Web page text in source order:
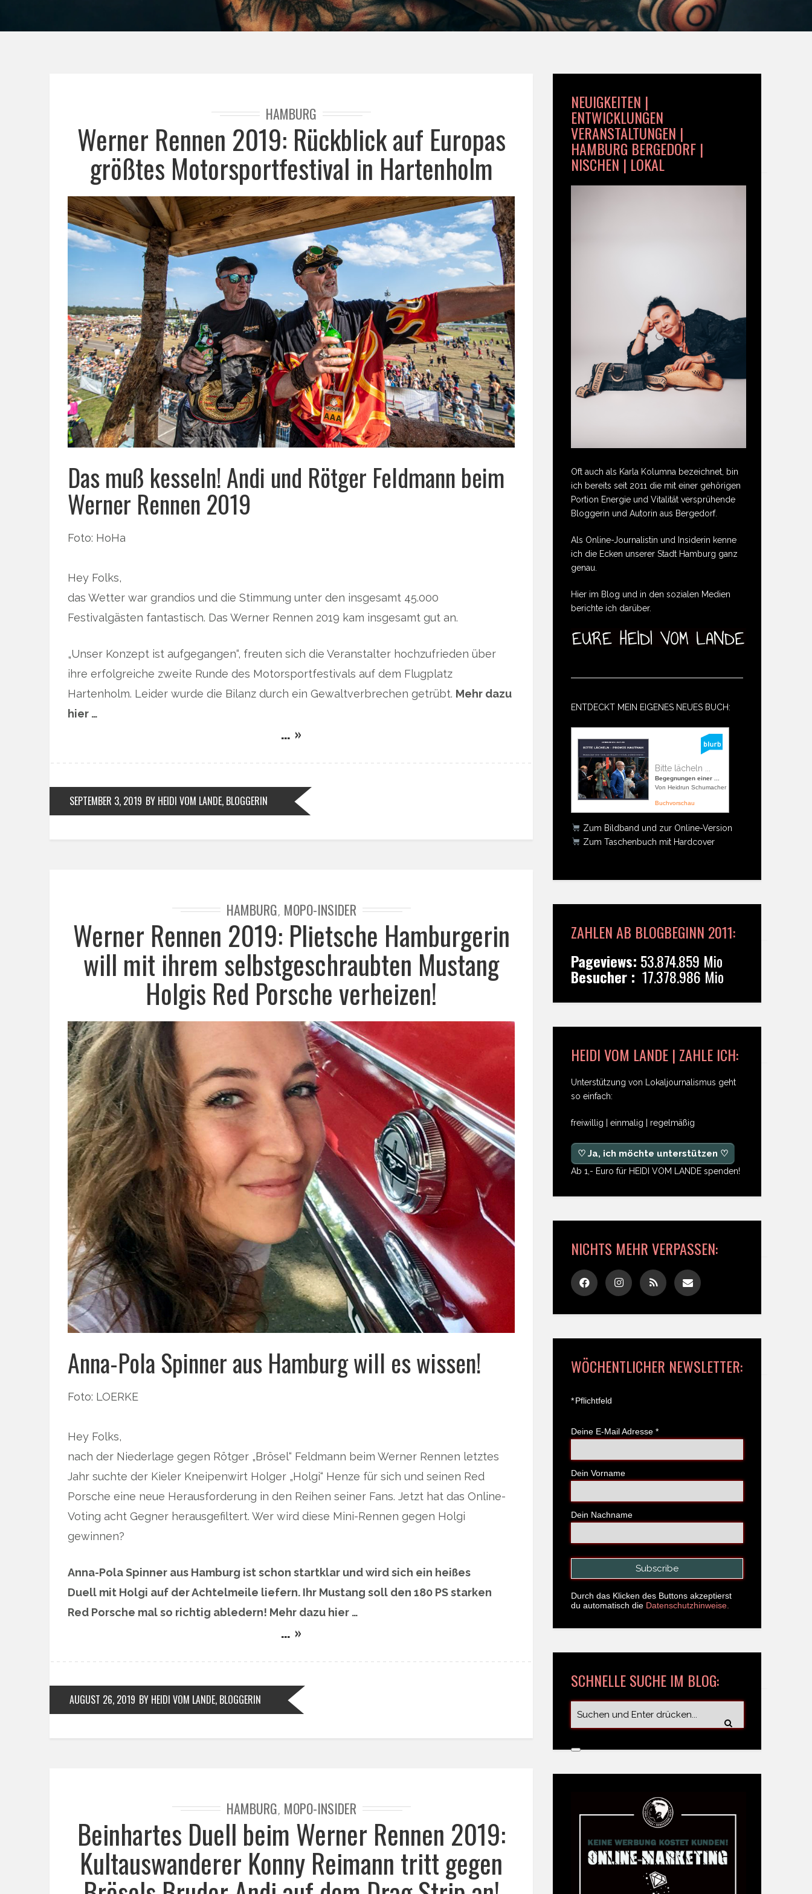
HAMBURG
Werner Rennen 2019: Rückblick auf Europas
größtes Motorsportfestival in Hartenholm
Das muß kesseln! Andi und Rötger Feldmann beim
Werner Rennen 2019
Foto: HoHa
Hey Folks,
das Wetter war grandios und die Stimmung unter den insgesamt 45.000
Festivalgästen fantastisch. Das Werner Rennen 2019 kam insgesamt gut an.
„Unser Konzept ist aufgegangen“, freuten sich die Veranstalter hochzufrieden über
ihre erfolgreiche zweite Runde des Motorsportfestivals auf dem Flugplatz
Hartenholm. Leider wurde die Bilanz durch ein Gewaltverbrechen getrübt. Mehr dazu
hier …
… »
SEPTEMBER 3, 2019 BY HEIDI VOM LANDE, BLOGGERIN
HAMBURG, MOPO-INSIDER
Werner Rennen 2019: Plietsche Hamburgerin
will mit ihrem selbstgeschraubten Mustang
Holgis Red Porsche verheizen!
Anna-Pola Spinner aus Hamburg will es wissen!
Foto: LOERKE
Hey Folks,
nach der Niederlage gegen Rötger „Brösel“ Feldmann beim Werner Rennen letztes
Jahr suchte der Kieler Kneipenwirt Holger „Holgi“ Henze für sich und seinen Red
Porsche eine neue Herausforderung in den Reihen seiner Fans. Jetzt hat das Online-
Voting acht Gegner herausgefiltert. Wer wird diese Mini-Rennen gegen Holgi
gewinnen?
Anna-Pola Spinner aus Hamburg ist schon startklar und wird sich ein heißes
Duell mit Holgi auf der Achtelmeile liefern. Ihr Mustang soll den 180 PS starken
Red Porsche mal so richtig abledern! Mehr dazu hier …
… »
AUGUST 26, 2019 BY HEIDI VOM LANDE, BLOGGERIN
HAMBURG, MOPO-INSIDER
Beinhartes Duell beim Werner Rennen 2019:
Kultauswanderer Konny Reimann tritt gegen
NEUIGKEITEN |
ENTWICKLUNGEN
VERANSTALTUNGEN |
HAMBURG BERGEDORF |
NISCHEN | LOKAL
Oft auch als Karla Kolumna bezeichnet, bin
ich bereits seit 2011 die mit einer gehörigen
Portion Energie und Vitalität versprühende
Bloggerin und Autorin aus Bergedorf.
Als Online-Journalistin und Insiderin kenne
ich die Ecken unserer Stadt Hamburg ganz
genau.
Hier im Blog und in den sozialen Medien
berichte ich darüber.
ENTDECKT MEIN EIGENES NEUES BUCH:
Bitte lächeln ...
Begegnungen einer ...
Von Heidrun Schumacher
Buchvorschau
Zum Bildband und zur Online-Version
Zum Taschenbuch mit Hardcover
ZAHLEN AB BLOGBEGINN 2011:
Pageviews: 53.874.859 Mio
Besucher : 17.378.986 Mio
HEIDI VOM LANDE | ZAHLE ICH:
Unterstützung von Lokaljournalismus geht
so einfach:
freiwillig | einmalig | regelmäßig
♡ Ja, ich möchte unterstützen ♡
Ab 1,- Euro für HEIDI VOM LANDE spenden!
NICHTS MEHR VERPASSEN:
WÖCHENTLICHER NEWSLETTER:
*Pflichtfeld
Deine E-Mail Adresse *
Dein Vorname
Dein Nachname
Durch das Klicken des Buttons akzeptierst
du automatisch die Datenschutzhinweise.
SCHNELLE SUCHE IM BLOG: